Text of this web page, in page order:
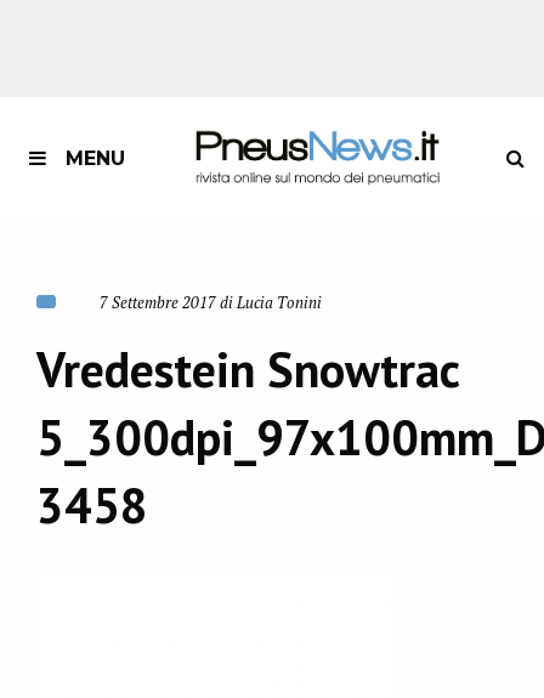
MENU
7 Settembre 2017 di Lucia Tonini
Vredestein Snowtrac
3458